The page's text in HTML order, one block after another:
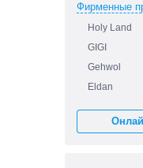
Фирменные
Holy Land
GIGI
Gehwol
Eldan